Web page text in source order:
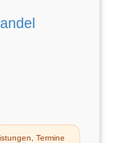
Termine